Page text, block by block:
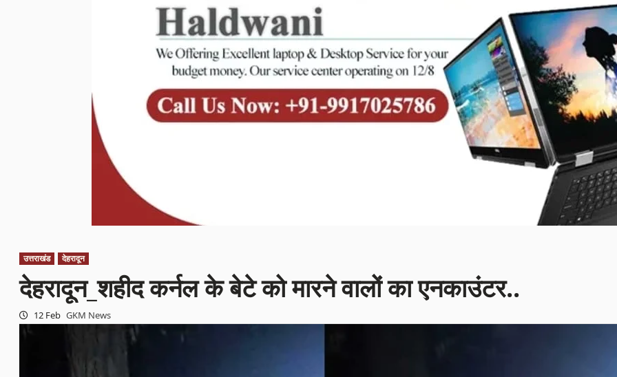
उत्तराखंड देहरादून
देहरादून_शहीद कर्नल के बेटे को मारने वालों का एनकाउंटर..
12 Feb GKM News